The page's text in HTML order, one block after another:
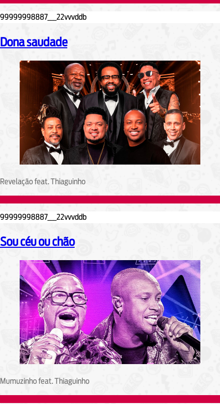
Dona saudade
Revelação feat. Thiaguinho
Sou céu ou chão
Mumuzinho feat. Thiaguinho